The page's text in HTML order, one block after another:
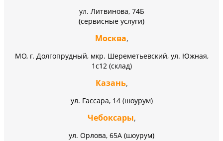
ул. Литвинова, 74Б
(сервисные услуги)
Москва,
МО, г. Долгопрудный, мкр. Шереметьевский, ул. Южная,
1с12 (склад)
Казань,
ул. Гассара, 14 (шоурум)
Чебоксары,
ул. Орлова, 65А (шоурум)